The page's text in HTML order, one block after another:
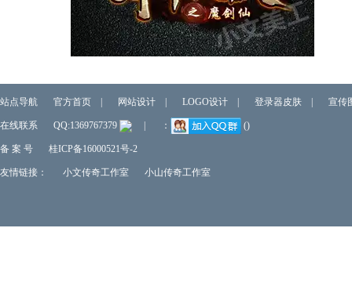
站点导航 官方首页 网站设计 LOGO设计 登录器皮肤 宣传
在线联系 QQ:1369767379 ： ()
备 案 号 桂ICP备16000521号-2
友情链接： 小文传奇工作室 小山传奇工作室